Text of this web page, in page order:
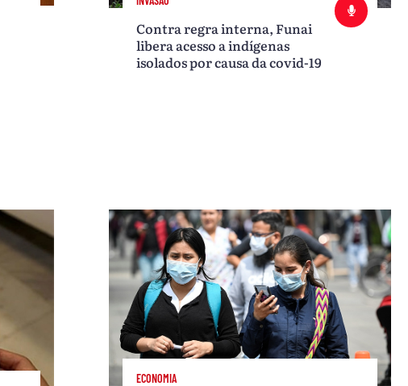
Contra regra interna, Funai
libera acesso a indígenas
isolados por causa da covid-19
ECONOMIA